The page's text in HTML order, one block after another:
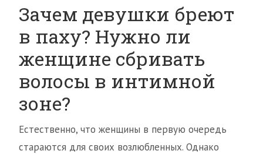
Зачем девушки бреют
в паху? Нужно ли
женщине сбривать
волосы в интимной
зоне?
Естественно, что женщины в первую очередь
стараются для своих возлюбленных. Однако